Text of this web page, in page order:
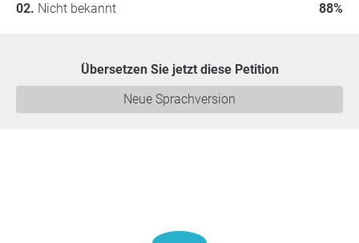
Nicht bekannt 88%
Übersetzen Sie jetzt diese Petition
Neue Sprachversion